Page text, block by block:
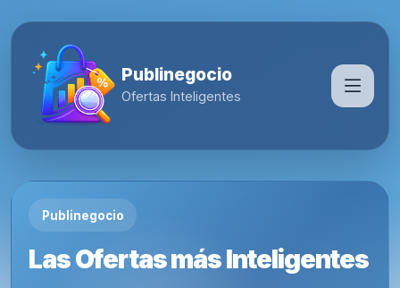
Publinegocio
Ofertas Inteligentes
Publinegocio
Las Ofertas más Inteligentes